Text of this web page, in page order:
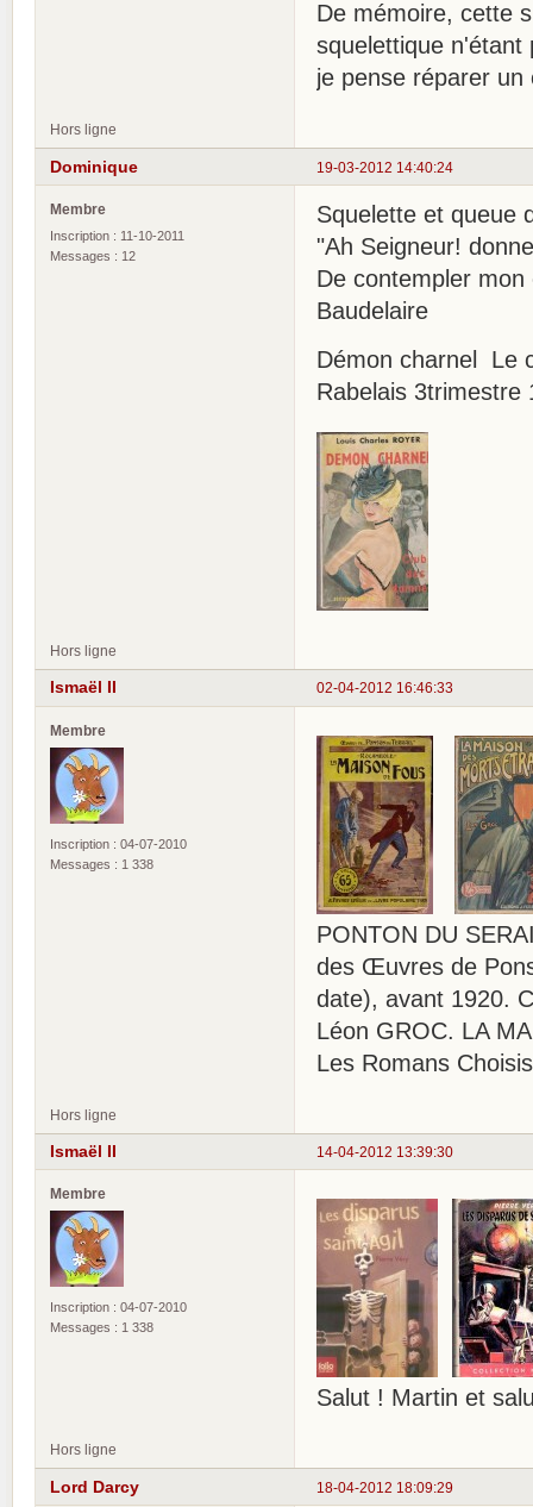
De mémoire, cette
squelettique n'étant
je pense réparer
Hors ligne
19-03-2012 14:40:24
Dominique
Membre
Inscription : 11-10-2011
Messages : 12
Squelette et queue
"Ah Seigneur!
De contempler
Baudelaire
Démon charnel Le
Rabelais 3trimestre
Hors ligne
02-04-2012 16:46:33
Ismaël II
Membre
Inscription : 04-07-2010
Messages : 1 338
PONTON DU
des Œuvres de
date), avant 1920.
Léon GROC. LA
Les Romans
Hors ligne
14-04-2012 13:39:30
Ismaël II
Membre
Inscription : 04-07-2010
Messages : 1 338
Salut ! Martin et
Hors ligne
18-04-2012 18:09:29
Lord Darcy